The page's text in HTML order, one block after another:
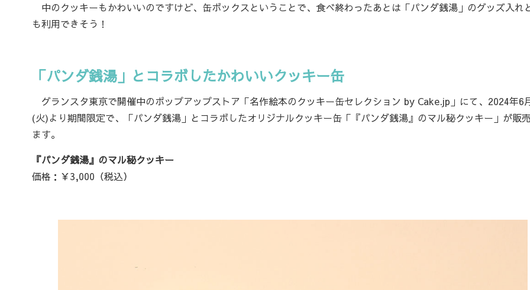
中のクッキーもかわいいのですけど、缶ボックスということで、食べ終わったあとは「パンダ銭湯」のグッズ入れ
も利用できそう！
「パンダ銭湯」とコラボしたかわいいクッキー缶
グランスタ東京で開催中のポップアップストア「名作絵本のクッキー缶セレクション by Cake.jp」にて、2024年6
(火)より期間限定で、「パンダ銭湯」とコラボしたオリジナルクッキー缶「『パンダ銭湯』のマル秘クッキー」が販
ます。
『パンダ銭湯』のマル秘クッキー
価格：￥3,000（税込）